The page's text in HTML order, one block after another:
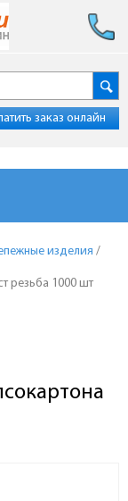
заказ онлайн
изделия /
резьба 1000 шт